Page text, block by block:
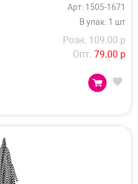
Арт: 1505-1671
В упак: 1 шт
Розн. 109.00 р
Опт. 79.00 р